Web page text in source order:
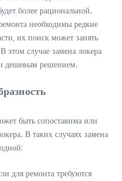
более рациональной.
необходимы редкие
их поиск может занять
этом случае замена локера
дешевым решением.
быть сопоставима или
В таких случаях замена
для ремонта требуются